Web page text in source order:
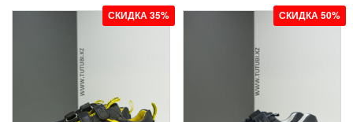
СКИДКА 35% СКИДКА 50%